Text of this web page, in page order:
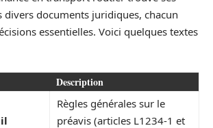
divers documents juridiques, chacun
essentielles. Voici quelques textes
Description
Règles générales sur le
préavis (articles L1234-1 et